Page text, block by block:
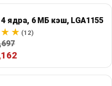
4 ядра, 6 МБ кэш, LGA1155
(12)